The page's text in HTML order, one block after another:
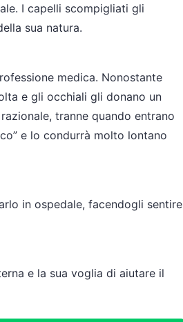
I capelli scompigliati gli
sua natura.
medica. Nonostante
e gli occhiali gli donano un
tranne quando entrano
e lo condurrà molto lontano
in ospedale, facendogli sentire
e la sua voglia di aiutare il